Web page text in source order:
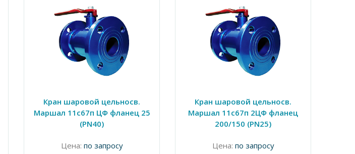
Кран шаровой цельносв.
Маршал 11с67п ЦФ фланец 25
(PN40)
Цена: по запросу
Кран шаровой цельносв.
Маршал 11с67п 2ЦФ фланец
200/150 (PN25)
Цена: по запросу